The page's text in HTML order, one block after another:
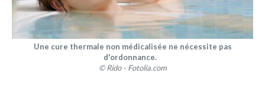
Une cure thermale non médicalisée ne nécessite pas
d'ordonnance.
© Rido - Fotolia.com